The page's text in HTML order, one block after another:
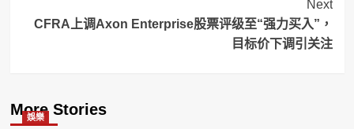
Next
CFRA上调Axon Enterprise股票评级至“强力买入”，
目标价下调引关注
More Stories
娛樂